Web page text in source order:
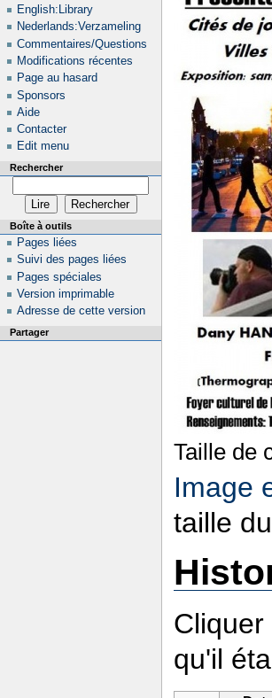
Taille de
Image
taille
qu'il
English:Library
Nederlands:Verzameling
Commentaires/Questions
Modifications récentes
Page au hasard
Sponsors
Aide
Contacter
Edit menu
Rechercher
Boîte à outils
Pages liées
Suivi des pages liées
Pages spéciales
Version imprimable
Adresse de cette version
Partager